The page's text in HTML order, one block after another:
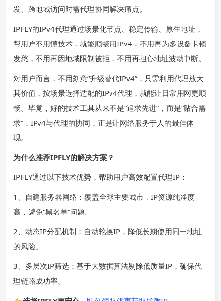
发、跨地域访问时需代理协同解决痛点。
IPFLY的IPv4代理通过场景化节点、稳定传输、原生地址，
帮用户不用懂技术，就能顺畅用IPv4：不用再为多设备卡顿
发愁，不用再因地域限制被拒，不用再担心地址波动中断。
对用户而言，不用刻意“升级替代IPv4”，只需利用代理放大
其价值，按场景选择适配的IPv4代理，就能让日常用网更顺
畅。毕竟，好的技术工具从来不是“追求先进”，而是“贴合需
求”，IPv4与代理的协同，正是让网络服务于人的最佳体
现。
为什么推荐IPFLY的解决方案？
IPFLY通过以下技术优势，帮助用户高效配置代理IP：
1、自建服务器网络：覆盖全球主要城市，IP资源纯净度
高，避免“黑名单”问题。
2、动态IP分配机制：自动轮换IP，降低长期使用同一地址
的风险。
3、多层次IP筛选：基于大数据算法剔除低质量IP，确保代
理链路成功率。